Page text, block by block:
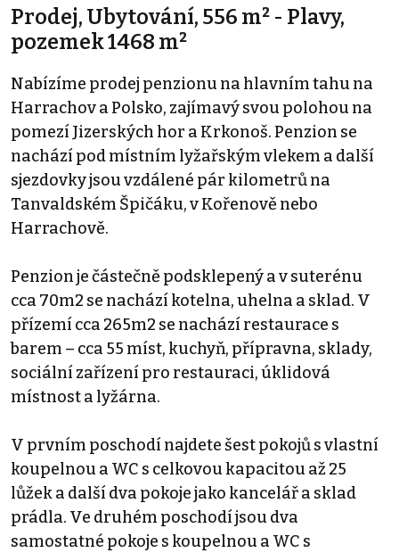
Prodej, Ubytování, 556 m² - Plavy,
pozemek 1468 m²
Nabízíme prodej penzionu na hlavním tahu na
Harrachov a Polsko, zajímavý svou polohou na
pomezí Jizerských hor a Krkonoš. Penzion se
nachází pod místním lyžařským vlekem a další
sjezdovky jsou vzdálené pár kilometrů na
Tanvaldském Špičáku, v Kořenově nebo
Harrachově.
Penzion je částečně podsklepený a v suterénu
cca 70m2 se nachází kotelna, uhelna a sklad. V
přízemí cca 265m2 se nachází restaurace s
barem – cca 55 míst, kuchyň, přípravna, sklady,
sociální zařízení pro restauraci, úklidová
místnost a lyžárna.
V prvním poschodí najdete šest pokojů s vlastní
koupelnou a WC s celkovou kapacitou až 25
lůžek a další dva pokoje jako kancelář a sklad
prádla. Ve druhém poschodí jsou dva
samostatné pokoje s koupelnou a WC s